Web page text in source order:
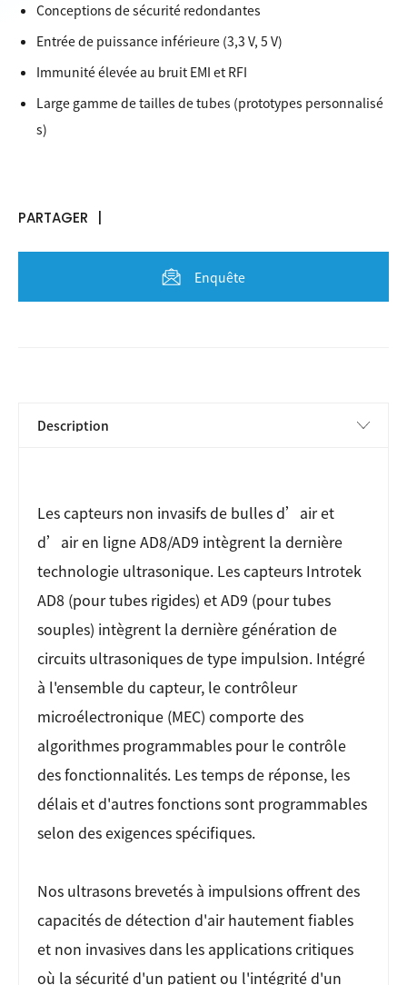
Conceptions de sécurité redondantes
Entrée de puissance inférieure (3,3 V, 5 V)
Immunité élevée au bruit EMI et RFI
Large gamme de tailles de tubes (prototypes personnalisé
s)
PARTAGER
Enquête
Les capteurs non invasifs de bulles d’air et
d’air en ligne AD8/AD9 intègrent la dernière
technologie ultrasonique. Les capteurs Introtek
AD8 (pour tubes rigides) et AD9 (pour tubes
souples) intègrent la dernière génération de
circuits ultrasoniques de type impulsion. Intégré
à l'ensemble du capteur, le contrôleur
microélectronique (MEC) comporte des
algorithmes programmables pour le contrôle
des fonctionnalités. Les temps de réponse, les
délais et d'autres fonctions sont programmables
selon des exigences spécifiques.
Nos ultrasons brevetés à impulsions offrent des
capacités de détection d'air hautement fiables
et non invasives dans les applications critiques
où la sécurité d'un patient ou l'intégrité d'un